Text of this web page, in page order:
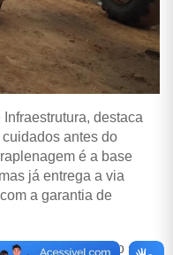
destaca
antes do
é a base
já entrega a via
a garantia de
Preparamos o solo